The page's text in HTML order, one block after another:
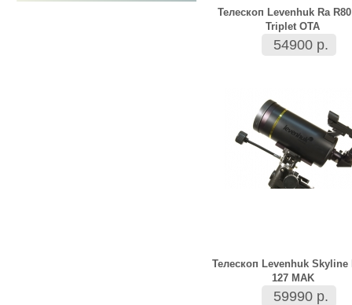
Телескоп Levenhuk Ra
Triplet OTA
54900 р.
Телескоп Levenhuk Skyline
127 MAK
59990 р.